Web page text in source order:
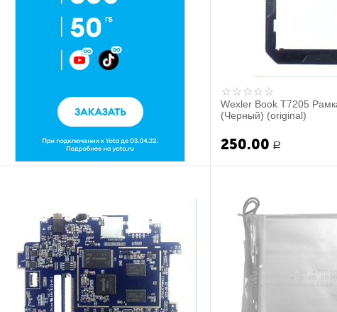
Wexler Book T7205
(Черный) (original)
250.00 Р